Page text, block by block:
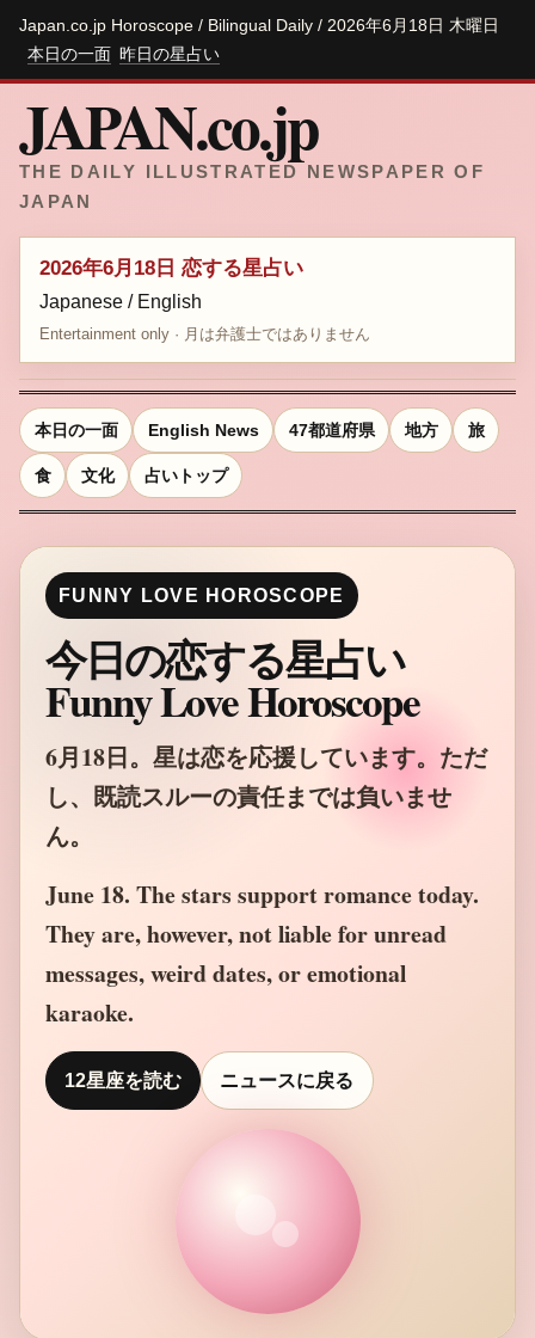
Japan.co.jp Horoscope / Bilingual Daily / 2026年6月18日 木曜日
本日の一面 昨日の星占い
JAPAN.co.jp
THE DAILY ILLUSTRATED NEWSPAPER OF
JAPAN
2026年6月18日 恋する星占い
Japanese / English
Entertainment only · 月は弁護士ではありません
本日の一面 English News 47都道府県 地方 旅
食 文化 占いトップ
FUNNY LOVE HOROSCOPE
今日の恋する星占い
Funny Love Horoscope
6月18日。星は恋を応援しています。ただ
し、既読スルーの責任までは負いませ
ん。
June 18. The stars support romance today.
They are, however, not liable for unread
messages, weird dates, or emotional
karaoke.
12星座を読む ニュースに戻る